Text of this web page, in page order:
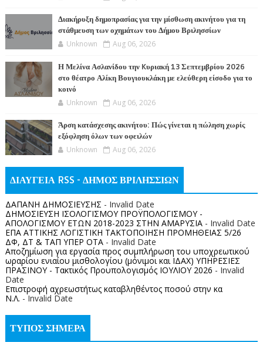
Διακήρυξη δημοπρασίας για την μίσθωση ακινήτου για τη
στάθμευση των οχημάτων του Δήμου Βριλησσίων
Unknown Aug 06, 2026
Η Μελίνα Ασλανίδου την Kυριακή 13 Σεπτεμβρίου 2026
στο θέατρο Αλίκη Βουγιουκλάκη με ελεύθερη είσοδο για το
κοινό
Unknown Aug 06, 2026
Άρση κατάσχεσης ακινήτου: Πώς γίνεται η πώληση χωρίς
εξόφληση όλων των οφειλών
Unknown Aug 06, 2026
ΔΙΑΥΓΕΙΑ RSS - ΔΗΜΟΣ ΒΡΙΛΗΣΣΙΩΝ
ΔΑΠΑΝΗ ΔΗΜΟΣΙΕΥΣΗΣ - Invalid Date
ΔΗΜΟΣΙΕΥΣΗ ΙΣΟΛΟΓΙΣΜΟΥ ΠΡΟΫΠΟΛΟΓΙΣΜΟΥ -
ΑΠΟΛΟΓΙΣΜΟΥ ΕΤΩΝ 2018-2023 ΣΤΗΝ ΑΜΑΡΥΣΙΑ- Invalid Date
ΕΠΑ ΑΤΤΙΚΗΣ ΛΟΓΙΣΤΙΚΗ ΤΑΚΤΟΠΟΙΗΣΗ ΠΡΟΜΗΘΕΙΑΣ 5/26
ΔΦ, ΔΤ & ΤΑΠ ΥΠΕΡ ΟΤΑ- Invalid Date
Αποζημίωση για εργασία προς συμπλήρωση του υποχρεωτικού
ωραρίου ενιαίου μισθολογίου (μόνιμοι και ΙΔΑΧ) ΥΠΗΡΕΣΙΕΣ
ΠΡΑΣΙΝΟΥ - Τακτικός Προυπολογισμός ΙΟΥΛΙΟΥ 2026 - Invalid
Date
Επιστροφή αχρεωστήτως καταβληθέντος ποσoύ στην κα
Ν.Λ. - Invalid Date
ΤΥΠΟΣ ΣΗΜΕΡΑ